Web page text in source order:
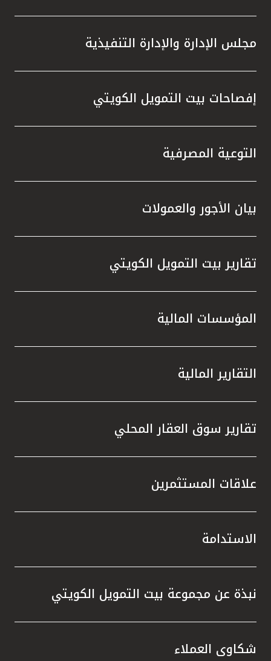
مجلس الإدارة والإدارة التنفيذية
إفصاحات بيت التمويل الكويتي
التوعية المصرفية
بيان الأجور والعمولات
تقارير بيت التمويل الكويتي
المؤسسات المالية
التقارير المالية
تقارير سوق العقار المحلي
علاقات المستثمرين
الاستدامة
نبذة عن مجموعة بيت التمويل الكويتي
شكاوى العملاء